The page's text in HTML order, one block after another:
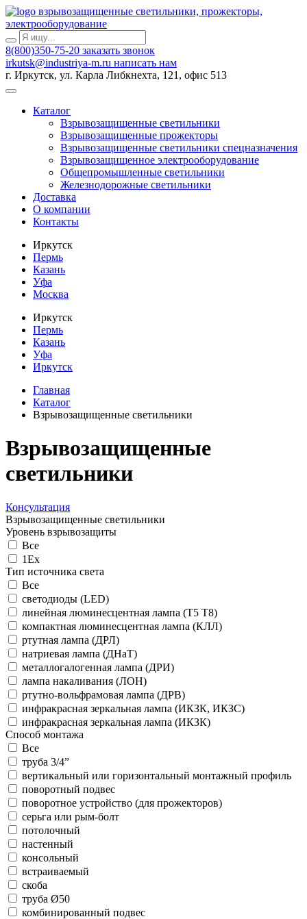
взрывозащищенные светильники, прожекторы,
электрооборудование
8(800)350-75-20 заказать звонок
irkutsk@industriya-m.ru написать нам
г. Иркутск, ул. Карла Либкнехта, 121, офис 513
Каталог
Взрывозащищенные светильники
Взрывозащищенные прожекторы
Взрывозащищенные светильники спецназначения
Взрывозащищенное электрооборудование
Общепромышленные светильники
Железнодорожные светильники
Доставка
О компании
Контакты
Иркутск
Пермь
Казань
Уфа
Москва
Иркутск
Пермь
Казань
Уфа
Иркутск
Главная
Каталог
Взрывозащищенные светильники
Взрывозащищенные
светильники
Консультация
Взрывозащищенные светильники
Уровень взрывозащиты
Все
1Ех
Тип источника света
Все
светодиоды (LED)
линейная люминесцентная лампа (Т5 Т8)
компактная люминесцентная лампа (КЛЛ)
ртутная лампа (ДРЛ)
натриевая лампа (ДНаТ)
металлогалогенная лампа (ДРИ)
лампа накаливания (ЛОН)
ртутно-вольфрамовая лампа (ДРВ)
инфракрасная зеркальная лампа (ИКЗК, ИКЗС)
инфракрасная зеркальная лампа (ИКЗК)
Способ монтажа
Все
труба 3/4”
вертикальный или горизонтальный монтажный профиль
поворотный подвес
поворотное устройство (для прожекторов)
серьга или рым-болт
потолочный
настенный
консольный
встраиваемый
скоба
труба Ø50
комбинированный подвес